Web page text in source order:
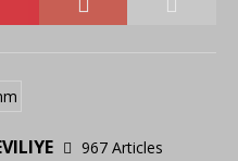
967 Articles